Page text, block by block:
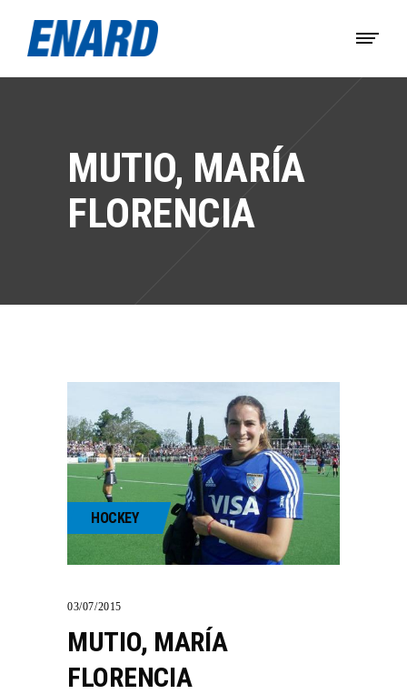
MUTIO, MARÍ­A
FLORENCIA
HOCKEY
03/07/2015
MUTIO, MARÍ­A
FLORENCIA